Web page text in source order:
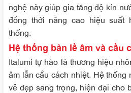
nghệ này giúp gia tăng độ kín
đồng thời nâng cao hiệu suất
thống.
Hệ thống bản lề âm và cầu
Italumi tự hào là thương hiệu
âm lẫn cầu cách nhiệt. Hệ thống
vẻ đẹp sang trọng, hiện đại cho